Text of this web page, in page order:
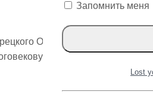
Ореха от Varman.pro! Эта
историю и
Запомнить меня
Lost